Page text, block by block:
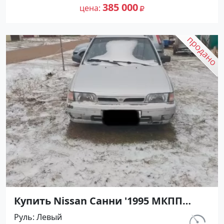
на сайте Авторынок23
цена 385 000
Купить Nissan Санни '1995 МКПП
(1400/90 л.с.) Бензин карбюратор
Руль Левый